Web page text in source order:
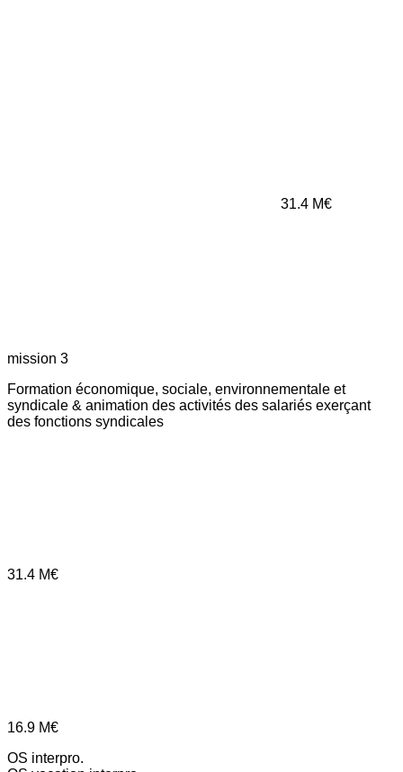
31.4 M€
mission 3
Formation économique, sociale, environnementale et
syndicale & animation des activités des salariés exerçant
des fonctions syndicales
31.4 M€
16.9 M€
OS interpro.